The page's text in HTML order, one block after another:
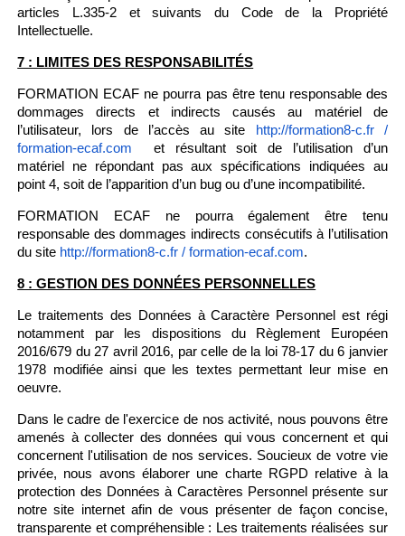
articles L.335-2 et suivants du Code de la Propriété
Intellectuelle.
7 : LIMITES DES RESPONSABILITÉS
FORMATION ECAF ne pourra pas être tenu responsable des
dommages directs et indirects causés au matériel de
l’utilisateur, lors de l’accès au site
http://formation8-c.fr /
formation-ecaf.com
et résultant soit de l’utilisation d’un
matériel ne répondant pas aux spécifications indiquées au
point 4, soit de l’apparition d’un bug ou d’une incompatibilité.
FORMATION ECAF ne pourra également être tenu
responsable des dommages indirects consécutifs à l’utilisation
du site http://formation8-c.fr / formation-ecaf.com.
8 : GESTION DES DONNÉES PERSONNELLES
Le traitements des Données à Caractère Personnel est régi
notamment par les dispositions du Règlement Européen
2016/679 du 27 avril 2016, par celle de la loi 78-17 du 6 janvier
1978 modifiée ainsi que les textes permettant leur mise en
oeuvre.
Dans le cadre de l'exercice de nos activité, nous pouvons être
amenés à collecter des données qui vous concernent et qui
concernent l'utilisation de nos services. Soucieux de votre vie
privée, nous avons élaborer une charte RGPD relative à la
protection des Données à Caractères Personnel présente sur
notre site internet afin de vous présenter de façon concise,
transparente et compréhensible : Les traitements réalisées sur